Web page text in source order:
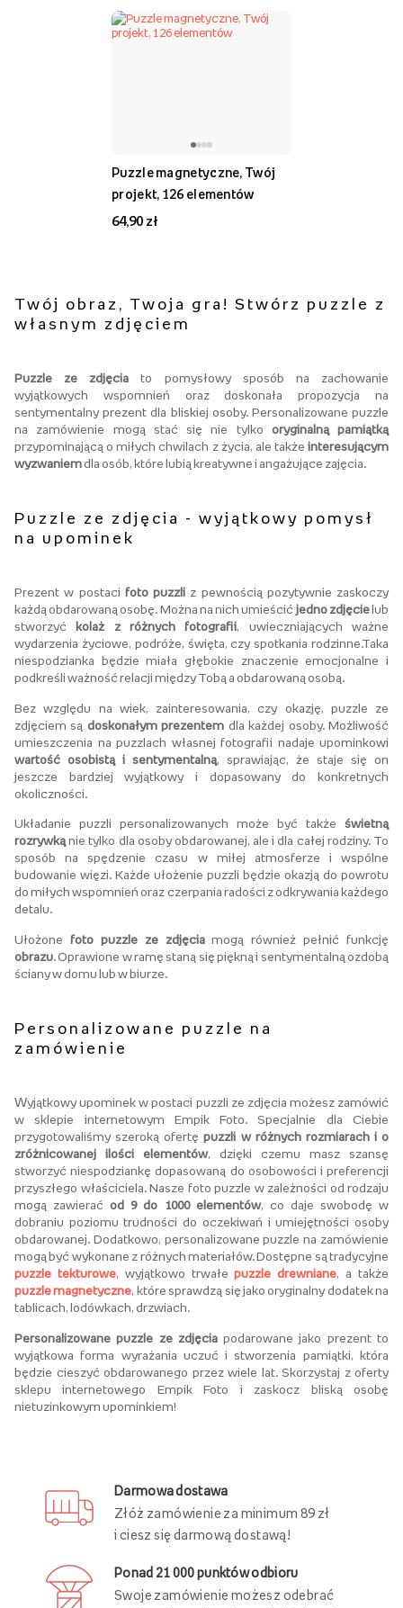
Puzzle magnetyczne, Twój
projekt, 126 elementów
64,90 zł
Twój obraz, Twoja gra! Stwórz puzzle z
własnym zdjęciem
Puzzle ze zdjęcia to pomysłowy sposób na zachowanie
wyjątkowych wspomnień oraz doskonała propozycja na
sentymentalny prezent dla bliskiej osoby. Personalizowane puzzle
na zamówienie mogą stać się nie tylko oryginalną pamiątką
przypominającą o miłych chwilach z życia, ale także interesującym
wyzwaniemdla osób, które lubią kreatywne i angażujące zajęcia.
Puzzle ze zdjęcia - wyjątkowy pomysł
na upominek
Prezent w postaci foto puzzli z pewnością pozytywnie zaskoczy
każdą obdarowaną osobę. Można na nich umieścić jedno zdjęcielub
stworzyć
kolaż z różnych fotografii, uwieczniających ważne
wydarzenia życiowe, podróże, święta, czy spotkania rodzinne.Taka
niespodzianka będzie miała głębokie znaczenie emocjonalne i
podkreśli ważność relacji między Tobą a obdarowaną osobą.
Bez względu na wiek, zainteresowania, czy okazję, puzzle ze
zdjęciem są doskonałym prezentem dla każdej osoby. Możliwość
umieszczenia na puzzlach własnej fotografii nadaje upominkowi
wartość osobistą i sentymentalną , sprawiając, że staje się on
jeszcze bardziej wyjątkowy i dopasowany do konkretnych
okoliczności.
Układanie puzzli personalizowanych może być także świetną
rozrywką nie tylko dla osoby obdarowanej, ale i dla całej rodziny. To
sposób na spędzenie czasu w miłej atmosferze i wspólne
budowanie więzi. Każde ułożenie puzzli będzie okazją do powrotu
do miłych wspomnień oraz czerpania radości z odkrywania każdego
detalu.
Ułożone foto puzzle ze zdjęciamogą również pełnić funkcję
obrazu. Oprawione w ramę staną się piękną i sentymentalną ozdobą
ściany w domu lub w biurze.
Personalizowane puzzle na
zamówienie
Wyjątkowy upominek w postaci puzzli ze zdjęcia możesz zamówić
w sklepie internetowym Empik Foto. Specjalnie dla Ciebie
przygotowaliśmy szeroką ofertępuzzli w różnych rozmiarach i o
zróżnicowanej ilości elementów, dzięki czemu masz szansę
stworzyć niespodziankę dopasowaną do osobowości i preferencji
przyszłego właściciela. Nasze foto puzzle w zależności od rodzaju
mogą zawieraćod 9 do 1000 elementów, co daje swobodę w
dobraniu poziomu trudności do oczekiwań i umiejętności osoby
obdarowanej. Dodatkowo, personalizowane puzzle na zamówienie
mogą być wykonane z różnych materiałów. Dostępne są tradycyjne
puzzle tekturowe, wyjątkowo trwałepuzzle drewniane, a także
puzzle magnetyczne, które sprawdzą się jako oryginalny dodatek na
tablicach, lodówkach, drzwiach.
Personalizowane puzzle ze zdjęciapodarowane jako prezent to
wyjątkowa forma wyrażania uczuć i stworzenia pamiątki, która
będzie cieszyć obdarowanego przez wiele lat. Skorzystaj z oferty
sklepu internetowego Empik Foto i zaskocz bliską osobę
nietuzinkowym upominkiem!
Darmowa dostawa
Złóż zamówienie za minimum 89 zł
i ciesz się darmową dostawą!
Ponad 21 000 punktów odbioru
Swoje zamówienie możesz odebrać